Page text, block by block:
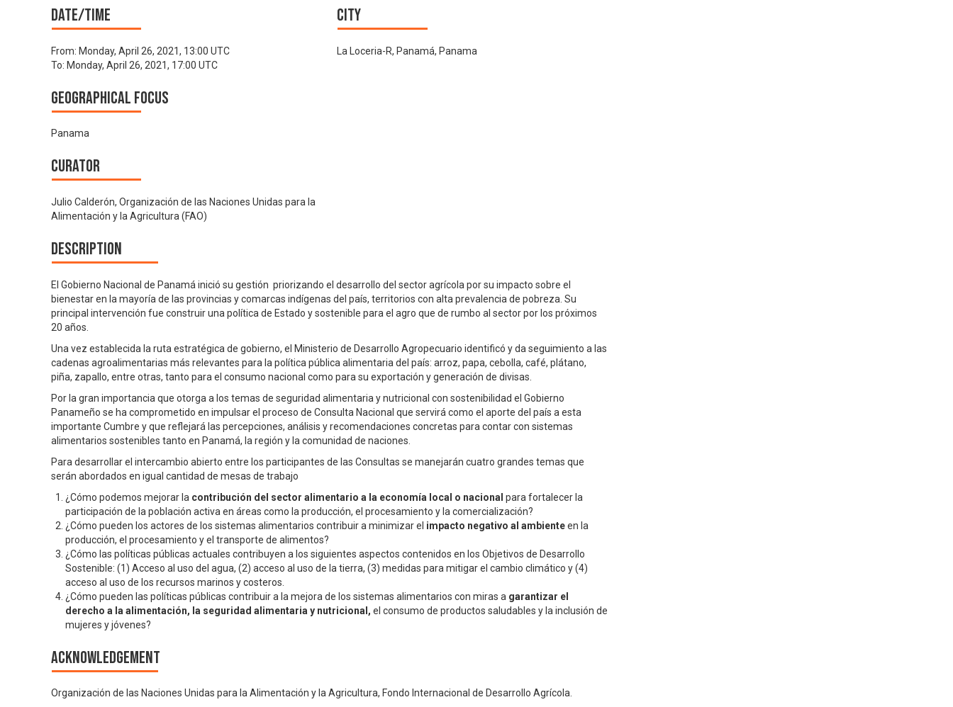
Date/time
From: Monday, April 26, 2021, 13:00 UTC
To: Monday, April 26, 2021, 17:00 UTC
City
La Loceria-R, Panamá, Panama
Geographical focus
Panama
Curator
Julio Calderón, Organización de las Naciones Unidas para la
Alimentación y la Agricultura (FAO)
Description
El Gobierno Nacional de Panamá inició su gestión priorizando el desarrollo del sector agrícola por su impacto sobre el
bienestar en la mayoría de las provincias y comarcas indígenas del país, territorios con alta prevalencia de pobreza. Su
principal intervención fue construir una política de Estado y sostenible para el agro que de rumbo al sector por los próximos
20 años.
Una vez establecida la ruta estratégica de gobierno, el Ministerio de Desarrollo Agropecuario identificó y da seguimiento a las
cadenas agroalimentarias más relevantes para la política pública alimentaria del país: arroz, papa, cebolla, café, plátano,
piña, zapallo, entre otras, tanto para el consumo nacional como para su exportación y generación de divisas.
Por la gran importancia que otorga a los temas de seguridad alimentaria y nutricional con sostenibilidad el Gobierno
Panameño se ha comprometido en impulsar el proceso de Consulta Nacional que servirá como el aporte del país a esta
importante Cumbre y que reflejará las percepciones, análisis y recomendaciones concretas para contar con sistemas
alimentarios sostenibles tanto en Panamá, la región y la comunidad de naciones.
Para desarrollar el intercambio abierto entre los participantes de las Consultas se manejarán cuatro grandes temas que
serán abordados en igual cantidad de mesas de trabajo
¿Cómo podemos mejorar la contribución del sector alimentario a la economía local o nacional para fortalecer la
participación de la población activa en áreas como la producción, el procesamiento y la comercialización?
¿Cómo pueden los actores de los sistemas alimentarios contribuir a minimizar el impacto negativo al ambienteen la
producción, el procesamiento y el transporte de alimentos?
¿Cómo las políticas públicas actuales contribuyen a los siguientes aspectos contenidos en los Objetivos de Desarrollo
Sostenible: (1) Acceso al uso del agua, (2) acceso al uso de la tierra, (3) medidas para mitigar el cambio climático y (4)
acceso al uso de los recursos marinos y costeros.
¿Cómo pueden las políticas públicas contribuir a la mejora de los sistemas alimentarios con miras a garantizar el
derecho a la alimentación, la seguridad alimentaria y nutricional, el consumo de productos saludables y la inclusión de
mujeres y jóvenes?
Acknowledgement
Organización de las Naciones Unidas para la Alimentación y la Agricultura, Fondo Internacional de Desarrollo Agrícola.